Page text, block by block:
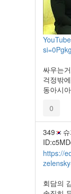
YouTube
싸우는
걱정밖
동아시
0
349
https://
회담의